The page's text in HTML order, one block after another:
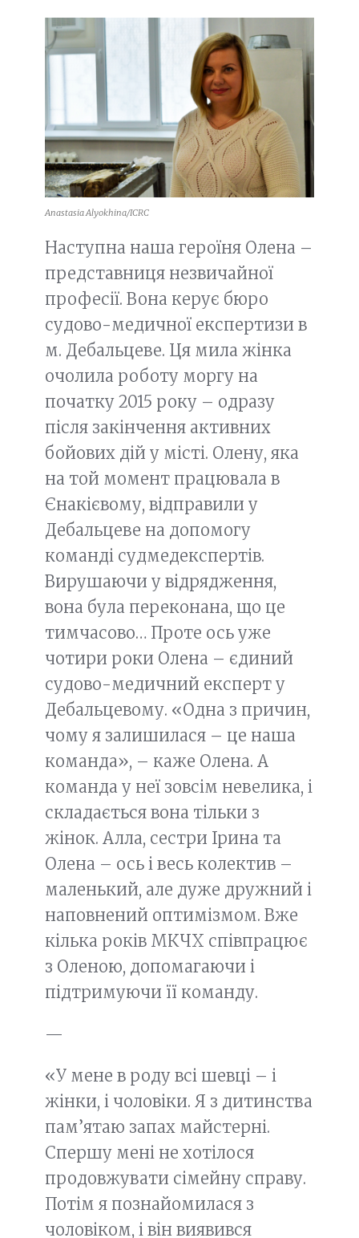
Anastasia Alyokhina/ICRC
Наступна наша героїня Олена –
представниця незвичайної
професії. Вона керує бюро
судово-медичної експертизи в
м. Дебальцеве. Ця мила жінка
очолила роботу моргу на
початку 2015 року – одразу
після закінчення активних
бойових дій у місті. Олену, яка
на той момент працювала в
Єнакієвому, відправили у
Дебальцеве на допомогу
команді судмедекспертів.
Вирушаючи у відрядження,
вона була переконана, що це
тимчасово… Проте ось уже
чотири роки Олена – єдиний
судово-медичний експерт у
Дебальцевому. «Одна з причин,
чому я залишилася – це наша
команда», – каже Олена. А
команда у неї зовсім невелика, і
складається вона тільки з
жінок. Алла, сестри Ірина та
Олена – ось і весь колектив –
маленький, але дуже дружний і
наповнений оптимізмом. Вже
кілька років МКЧХ співпрацює
з Оленою, допомагаючи і
підтримуючи її команду.
—
«У мене в роду всі шевці – і
жінки, і чоловіки. Я з дитинства
пам’ятаю запах майстерні.
Спершу мені не хотілося
продовжувати сімейну справу.
Потім я познайомилася з
чоловіком, і він виявився